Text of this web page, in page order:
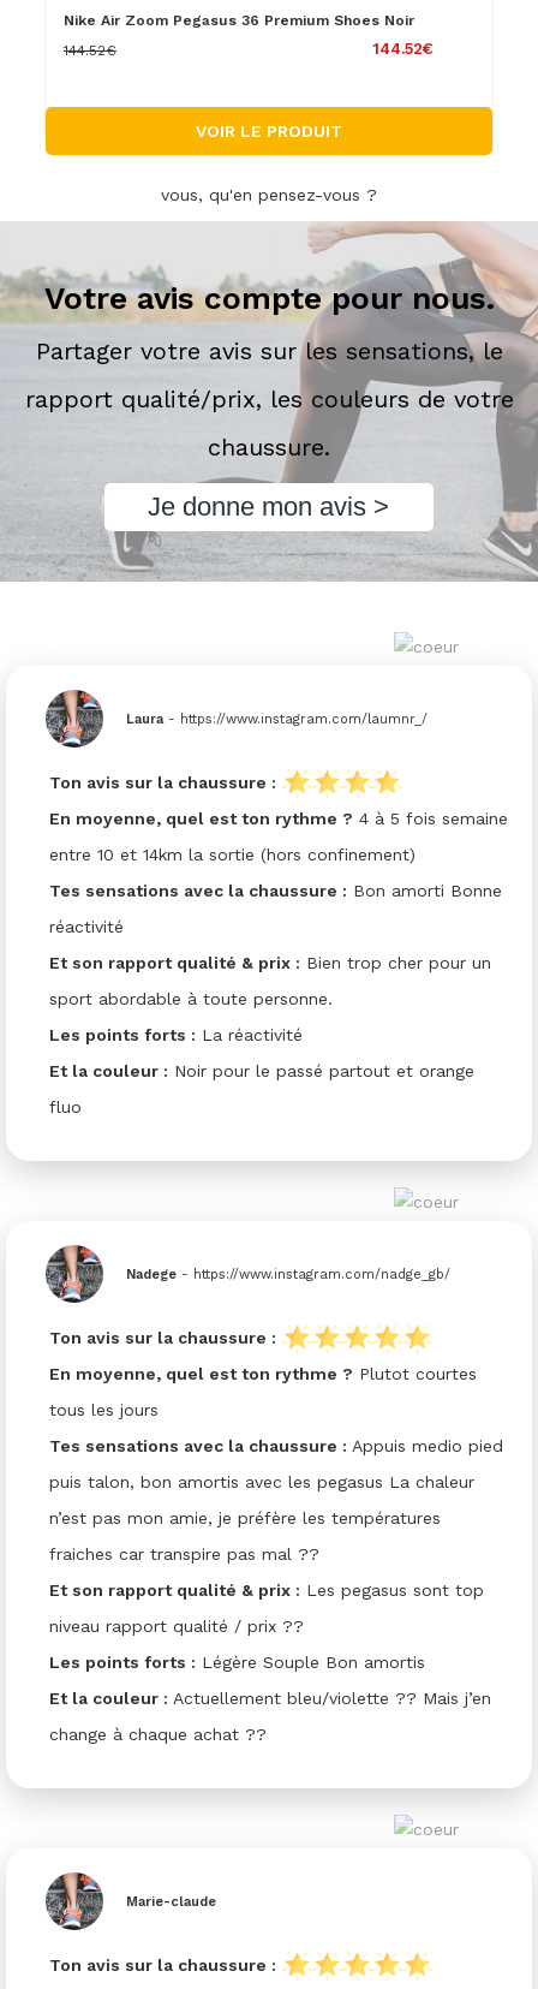
Nike Air Zoom Pegasus 36 Premium Shoes Noir
144.52€
144.52€
VOIR LE PRODUIT
vous, qu'en pensez-vous ?
Votre avis compte pour nous.
Partager votre avis sur les sensations, le
rapport qualité/prix, les couleurs de votre
chaussure.
Je donne mon avis >
Laura- https://www.instagram.com/laumnr_/
Ton avis sur la chaussure :
En moyenne, quel est ton rythme ? 4 à 5 fois semaine
entre 10 et 14km la sortie (hors confinement)
Tes sensations avec la chaussure : Bon amorti Bonne
réactivité
Et son rapport qualité & prix : Bien trop cher pour un
sport abordable à toute personne.
Les points forts : La réactivité
Et la couleur : Noir pour le passé partout et orange
fluo
Nadege- https://www.instagram.com/nadge_gb/
Ton avis sur la chaussure :
En moyenne, quel est ton rythme ? Plutot courtes
tous les jours
Tes sensations avec la chaussure : Appuis medio pied
puis talon, bon amortis avec les pegasus La chaleur
n’est pas mon amie, je préfère les températures
fraiches car transpire pas mal ??
Et son rapport qualité & prix : Les pegasus sont top
niveau rapport qualité / prix ??
Les points forts : Légère Souple Bon amortis
Et la couleur : Actuellement bleu/violette ?? Mais j’en
change à chaque achat ??
Marie-claude
Ton avis sur la chaussure :